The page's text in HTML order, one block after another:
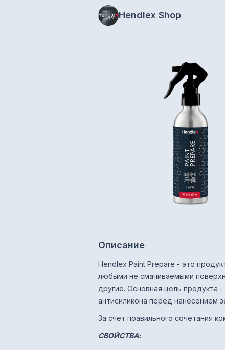
Hendlex Shop
Описание
Hendlex Paint Prepare - это
любыми не смачиваемыми
другие. Основная цель продукта
антисиликона перед нанесением
За счет правильного сочетания
CВОЙСТВА: